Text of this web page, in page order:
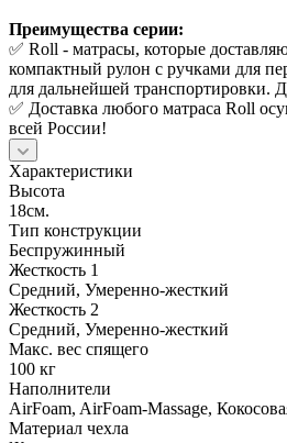
Преимущества серии:
✅ Roll - матрасы, которые
компактный рулон с ручками для
для дальнейшей транспортировки.
✅ Доставка любого матраса Roll
всей России!
Характеристики
Высота
18см.
Тип конструкции
Беспружинный
Жесткость 1
Средний, Умеренно-жесткий
Жесткость 2
Средний, Умеренно-жесткий
Макс. вес спящего
100 кг
Наполнители
AirFoam, AirFoam-Massage,
Материал чехла